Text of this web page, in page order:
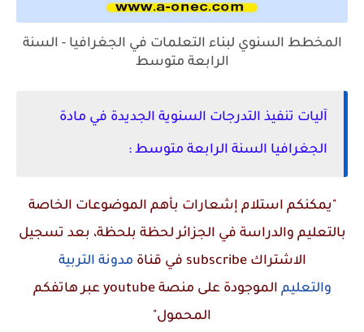
المخطط السنوي لبناء التعلمات في الجغرافيا - السنة
الرابعة متوسط
آليات تنفيذ التدرجات السنوية الجديدة في مادة
الجغرافيا السنة الرابعة متوسط :
"يمكنكم استلام إشعارات بأهم الموضوعات الخاصة
بالتعليم والدراسة في الجزائر لحظة بلحظة، بعد تسجيل
الاشتراكsubscribe في قناة مدونة التربية
والتعليم الموجودة على منصةyoutube عبر هاتفكم
المحمول"